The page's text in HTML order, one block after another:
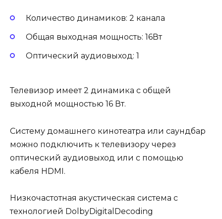
Количество динамиков: 2 канала
Общая выходная мощность: 16Вт
Оптический аудиовыход: 1
Телевизор имеет 2 динамика с общей
выходной мощностью 16 Вт.
Систему домашнего кинотеатра или саундбар
можно подключить к телевизору через
оптический аудиовыход или с помощью
кабеля HDMI.
Низкочастотная акустическая система с
технологией DolbyDigitalDecoding